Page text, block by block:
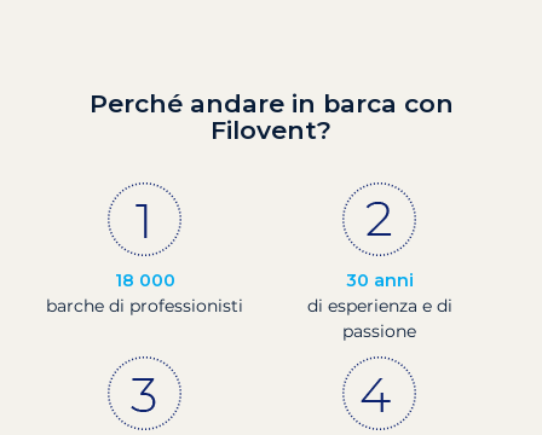
Perché andare in barca con
Filovent?
18 000
barche di professionisti
30 anni
di esperienza e di
passione